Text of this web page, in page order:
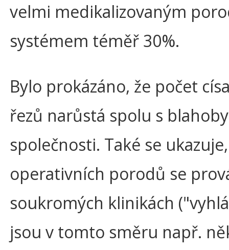
velmi medikalizovaným
systémem téměř 30%.
Bylo prokázáno, že počet
řezů narůstá spolu s
společnosti. Také se
operativních porodů se
soukromých klinikách
jsou v tomto směru např.